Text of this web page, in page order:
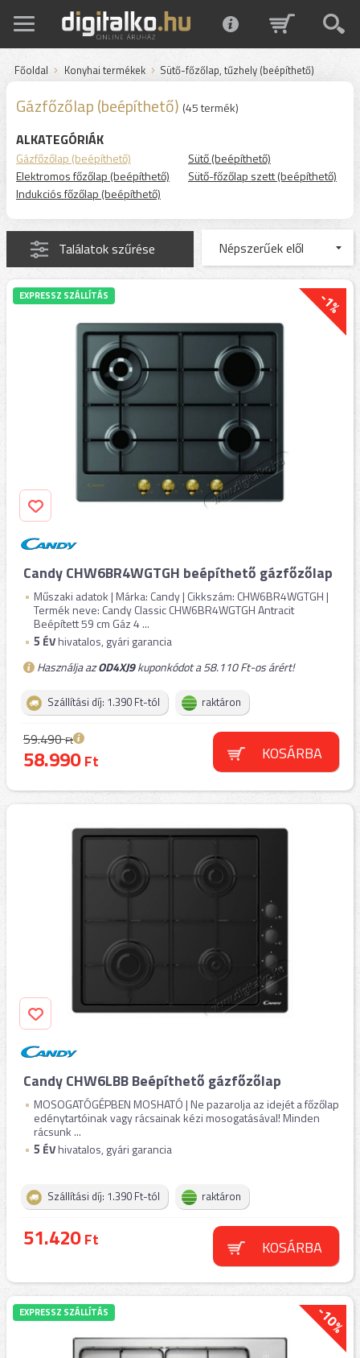
Főoldal Konyhai termékek Sütő-főzőlap, tűzhely (beépíthető)
Gázfőzőlap (beépíthető) (45 termék)
ALKATEGÓRIÁK
Gázfőzőlap (beépíthető)
Elektromos főzőlap (beépíthető)
Indukciós főzőlap (beépíthető)
Sütő (beépíthető)
Sütő-főzőlap szett (beépíthető)
Találatok szűrése
-1%
EXPRESSZ SZÁLLÍTÁS
Candy CHW6BR4WGTGH beépíthető gázfőzőlap
Műszaki adatok | Márka: Candy | Cikkszám: CHW6BR4WGTGH |
Termék neve: Candy Classic CHW6BR4WGTGH Antracit
Beépített 59 cm Gáz 4 ...
5 ÉVhivatalos, gyári garancia
Használja azOD4XJ9kuponkódot a 58.110 Ft-os árért!
Szállítási díj: 1.390 Ft-tól raktáron
59.490Ft
58.990Ft KOSÁRBA
Candy CHW6LBB Beépíthető gázfőzőlap
MOSOGATÓGÉPBEN MOSHATÓ | Ne pazarolja az idejét a főzőlap
edénytartóinak vagy rácsainak kézi mosogatásával! Minden
rácsunk ...
5 ÉVhivatalos, gyári garancia
Szállítási díj: 1.390 Ft-tól raktáron
51.420Ft KOSÁRBA
-10%
EXPRESSZ SZÁLLÍTÁS